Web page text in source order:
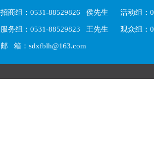
招商组：0531-88529826 侯先生 活动组：
服务组：0531-88529823 王先生 观众组：
邮 箱：sdxfblh@163.com